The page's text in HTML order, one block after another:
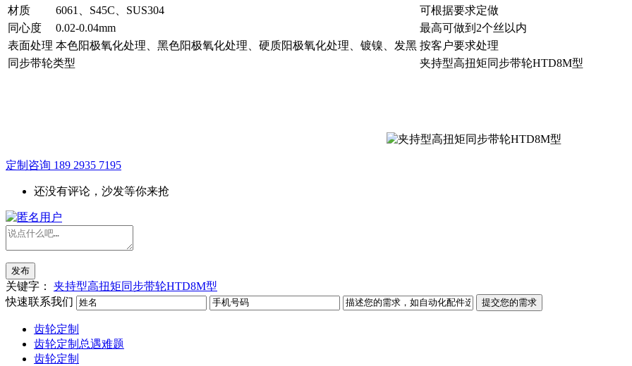
材质
6061、S45C、SUS304
可根据要求定做
同心度
0.02-0.04mm
最高可做到2个丝以内
表面处理 本色阳极氧化处理、黑色阳极氧化处理、硬质阳极氧化处理、镀镍、发黑 按客户要求处理
同步带轮类型
夹持型高扭矩同步带轮HTD8M型
定制咨询 189 2935 7195
还没有评论，沙发等你来抢
发布
关键字：
夹持型高扭矩同步带轮HTD8M型
快速联系我们
提交您的需求
齿轮定制
齿轮定制总遇难题
齿轮定制